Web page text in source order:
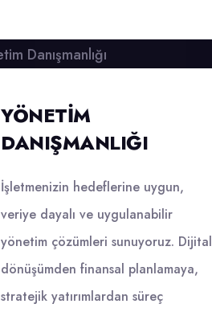
YÖNETIM
DANIŞMANLIĞI
İşletmenizin hedeflerine uygun,
veriye dayalı ve uygulanabilir
yönetim çözümleri sunuyoruz. Dijital
dönüşümden finansal planlamaya,
stratejik yatırımlardan süreç